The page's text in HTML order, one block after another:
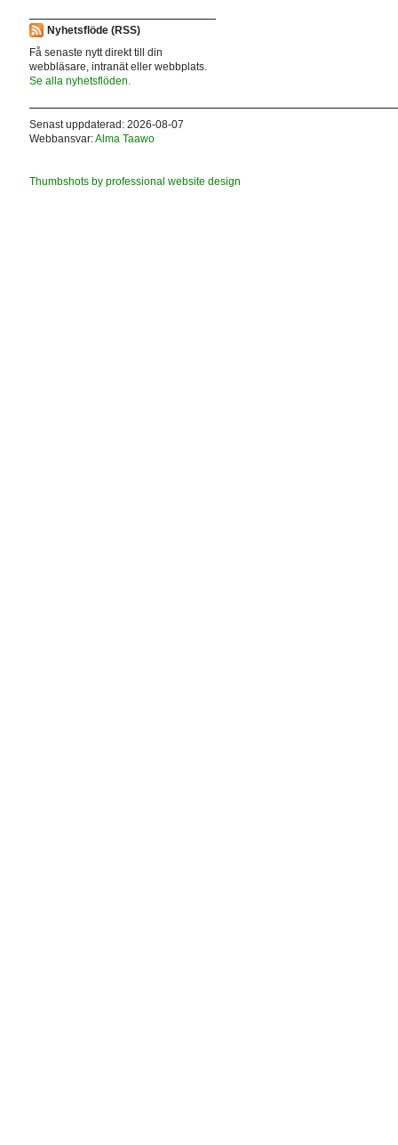
Nyhetsflöde (RSS)
Få senaste nytt direkt till din
webbläsare, intranät eller webbplats.
Se alla nyhetsflöden.
Senast uppdaterad: 2026-08-07
Webbansvar:Alma Taawo
Thumbshots by professional website design